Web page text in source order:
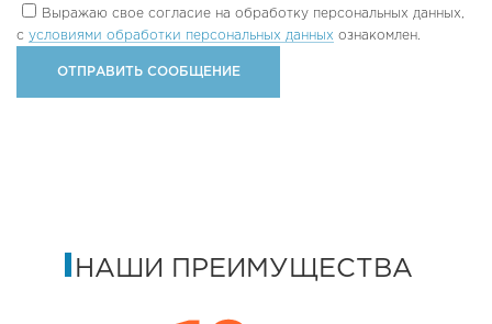
Выражаю свое согласие на обработку персональных данных,
с условиями обработки персональных данных ознакомлен.
НАШИ ПРЕИМУЩЕСТВА